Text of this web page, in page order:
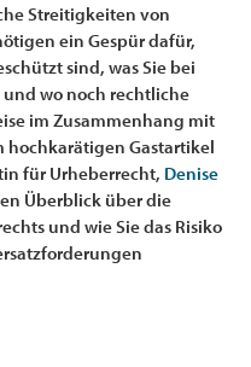
Streitigkeiten von
ein Gespür dafür,
sind, was Sie bei
wo noch rechtliche
im Zusammenhang mit
Gastartikel
für Urheberrecht, Denise
Überblick über die
und wie Sie das Risiko